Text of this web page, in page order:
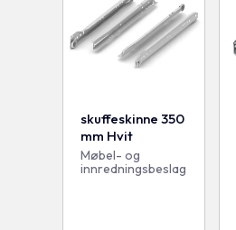
skuffeskinne 350
mm Hvit
Møbel- og
innredningsbeslag